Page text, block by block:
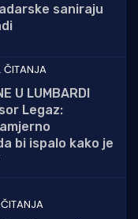
saniraju
ČITANJA
U LUMBARDI
Legaz:
bi ispalo kako je
ČITANJA